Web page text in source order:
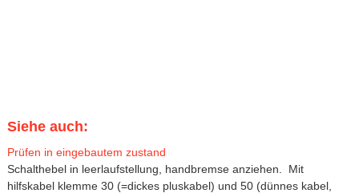
Siehe auch:
Prüfen in eingebautem zustand
Schalthebel in leerlaufstellung, handbremse anziehen. Mit
hilfskabel klemme 30 (=dickes pluskabel) und 50 (dünnes kabel,